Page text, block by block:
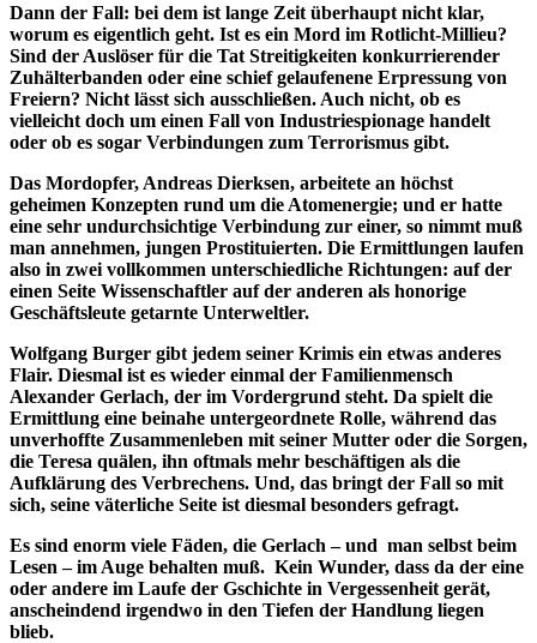
Dann der Fall: bei dem ist lange Zeit überhaupt nicht klar,
worum es eigentlich geht. Ist es ein Mord im Rotlicht-Millieu?
Sind der Auslöser für die Tat Streitigkeiten konkurrierender
Zuhälterbanden oder eine schief gelaufenene Erpressung von
Freiern? Nicht lässt sich ausschließen. Auch nicht, ob es
vielleicht doch um einen Fall von Industriespionage handelt
oder ob es sogar Verbindungen zum Terrorismus gibt.
Das Mordopfer, Andreas Dierksen, arbeitete an höchst
geheimen Konzepten rund um die Atomenergie; und er hatte
eine sehr undurchsichtige Verbindung zur einer, so nimmt muß
man annehmen, jungen Prostituierten. Die Ermittlungen laufen
also in zwei vollkommen unterschiedliche Richtungen: auf der
einen Seite Wissenschaftler auf der anderen als honorige
Geschäftsleute getarnte Unterweltler.
Wolfgang Burger gibt jedem seiner Krimis ein etwas anderes
Flair. Diesmal ist es wieder einmal der Familienmensch
Alexander Gerlach, der im Vordergrund steht. Da spielt die
Ermittlung eine beinahe untergeordnete Rolle, während das
unverhoffte Zusammenleben mit seiner Mutter oder die Sorgen,
die Teresa quälen, ihn oftmals mehr beschäftigen als die
Aufklärung des Verbrechens. Und, das bringt der Fall so mit
sich, seine väterliche Seite ist diesmal besonders gefragt.
Es sind enorm viele Fäden, die Gerlach – und man selbst beim
Lesen – im Auge behalten muß. Kein Wunder, dass da der eine
oder andere im Laufe der Gschichte in Vergessenheit gerät,
anscheindend irgendwo in den Tiefen der Handlung liegen
blieb.